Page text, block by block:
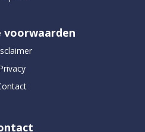
voorwaarden